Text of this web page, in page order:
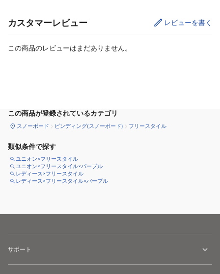
カスタマーレビュー レビューを書く
この商品のレビューはまだありません。
この商品が登録されているカテゴリ
スノーボード ビンディング(スノーボード) フリースタイル
類似条件で探す
ユニオン×フリースタイル
ユニオン×フリースタイル×パープル
レディース×フリースタイル
レディース×フリースタイル×パープル
サポート